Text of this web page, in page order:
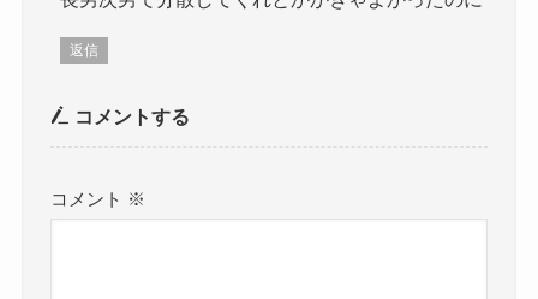
返信
コメントする
コメント ※